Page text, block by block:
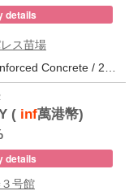
details
ス苗場
(inf萬港幣)
details
号館